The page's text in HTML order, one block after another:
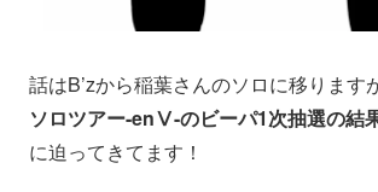
話はB’zから稲葉さんのソロに移りますが
ソロツアー-enⅤ-のビーパ1次抽選の結
に迫ってきてます！